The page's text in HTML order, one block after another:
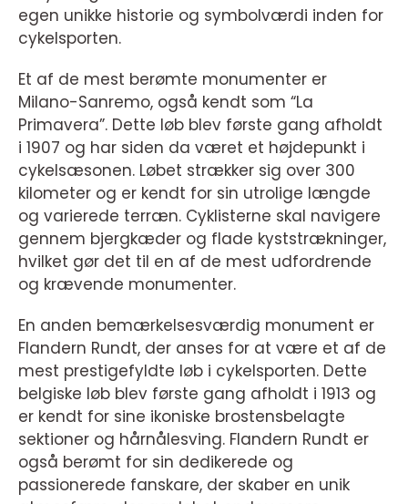
egen unikke historie og symbolværdi inden for
cykelsporten.
Et af de mest berømte monumenter er
Milano-Sanremo, også kendt som “La
Primavera”. Dette løb blev første gang afholdt
i 1907 og har siden da været et højdepunkt i
cykelsæsonen. Løbet strækker sig over 300
kilometer og er kendt for sin utrolige længde
og varierede terræn. Cyklisterne skal navigere
gennem bjergkæder og flade kyststrækninger,
hvilket gør det til en af de mest udfordrende
og krævende monumenter.
En anden bemærkelsesværdig monument er
Flandern Rundt, der anses for at være et af de
mest prestigefyldte løb i cykelsporten. Dette
belgiske løb blev første gang afholdt i 1913 og
er kendt for sine ikoniske brostensbelagte
sektioner og hårnålesving. Flandern Rundt er
også berømt for sin dedikerede og
passionerede fanskare, der skaber en unik